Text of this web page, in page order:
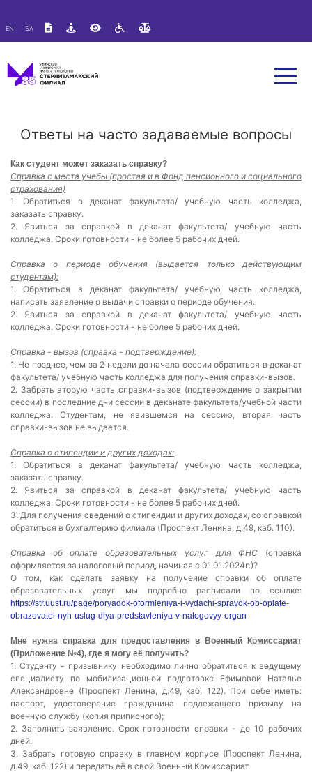
Размер шрифта:
EN БА
Ответы на часто задаваемые вопросы
Как студент может заказать справку?
Справка с места учебы (простая и в Фонд пенсионного и социального
страхования)
1. Обратиться в деканат факультета/ учебную часть колледжа,
заказать справку.
2. Явиться за справкой в деканат факультета/ учебную часть
колледжа. Сроки готовности - не более 5 рабочих дней.
Справка о периоде обучения (выдается только действующим
студентам):
1. Обратиться в деканат факультета/ учебную часть колледжа,
написать заявление о выдачи справки о периоде обучения.
2. Явиться за справкой в деканат факультета/ учебную часть
колледжа. Сроки готовности - не более 5 рабочих дней.
Справка - вызов (справка - подтверждение):
1. Не позднее, чем за 2 недели до начала сессии обратиться в деканат
факультета/ учебную часть колледжа для получения справки-вызов.
2. Забрать вторую часть справки-вызов (подтверждение о закрытии
сессии) в последние дни сессии в деканате факультета/учебной части
колледжа. Студентам, не явившемся на сессию, вторая часть
справки-вызов не выдается.
Справка о стипендии и других доходах:
1. Обратиться в деканат факультета/ учебную часть колледжа,
заказать справку.
2. Явиться за справкой в деканат факультета/ учебную часть
колледжа. Сроки готовности - не более 5 рабочих дней.
3. Для получения сведений о стипендии и других доходах, со справкой
обратиться в бухгалтерию филиала (Проспект Ленина, д.49, каб. 110).
Cправка об оплате образовательных услуг для ФНС (справка
оформляется за налоговый период, начиная с 01.01.2024г.)?
О том, как сделать заявку на получение справки об оплате
образовательных услуг мы подробно расписали по ссылке:
https://str.uust.ru/page/poryadok-oformleniya-i-vydachi-spravok-ob-oplate-
obrazovatel-nyh-uslug-dlya-predstavleniya-v-nalogovyy-organ
Мне нужна справка для предоставления в Военный Комиссариат
(Приложение №4), где я могу её получить?
1. Студенту - призывнику необходимо лично обратиться к ведущему
специалисту по мобилизационной подготовке Ефимовой Наталье
Александровне (Проспект Ленина, д.49, каб. 122). При себе иметь:
паспорт, удостоверение гражданина подлежащего призыву на
военную службу (копия приписного);
2. Заполнить заявление. Срок готовности справки - до 10 рабочих
дней.
3. Забрать готовую справку в главном корпусе (Проспект Ленина,
д.49, каб. 122) и передать её в свой Военный Комиссариат.